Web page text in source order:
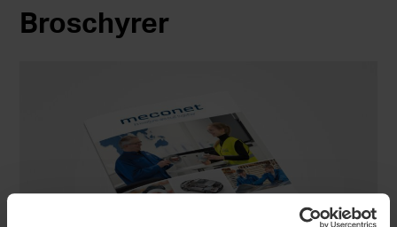
Broschyrer